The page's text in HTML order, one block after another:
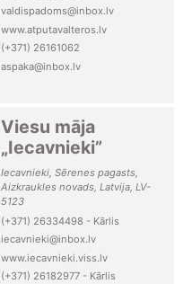
valdispadoms@inbox.lv
www.atputavalteros.lv
(+371) 26161062
aspaka@inbox.lv
Viesu māja
„Iecavnieki”
Iecavnieki, Sērenes pagasts,
Aizkraukles novads, Latvija, LV-
5123
(+371) 26334498 - Kārlis
iecavnieki@inbox.lv
www.iecavnieki.viss.lv
(+371) 26182977 - Kārlis